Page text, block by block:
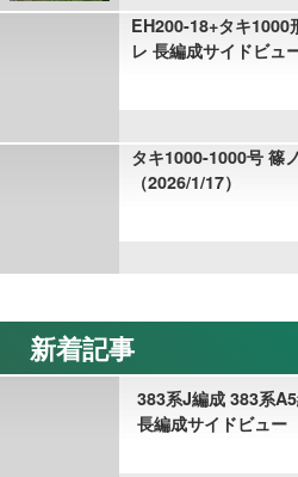
EH200-18+タキ1000
レ 長編成サイドビュ
タキ1000-1000号 篠
（2026/1/17）
新着記事
383系J編成 383系
長編成サイドビュー